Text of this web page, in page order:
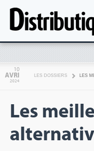
10
AVRI
2024
LES DOSSIERS LES
Les